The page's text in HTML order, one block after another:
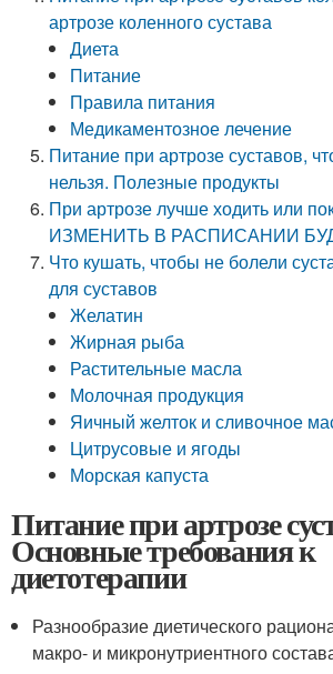
артрозе коленного сустава
Диета
Питание
Правила питания
Медикаментозное лечение
Питание при артрозе суставов,
нельзя. Полезные продукты
При артрозе лучше ходить или
ИЗМЕНИТЬ В РАСПИСАНИИ
Что кушать, чтобы не болели
для суставов
Желатин
Жирная рыба
Растительные масла
Молочная продукция
Яичный желток и сливочное
Цитрусовые и ягоды
Морская капуста
Питание при артрозе
Основные требования к
диетотерапии
Разнообразие диетического
макро- и микронутриентного